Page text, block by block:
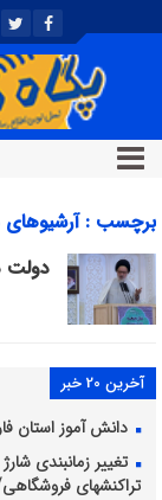
برچسب : آرشیوهای
خبر
دولت
آخرین 20 خبر
دانش آموز استان
تغییر زمانبندی
تراکنشهای